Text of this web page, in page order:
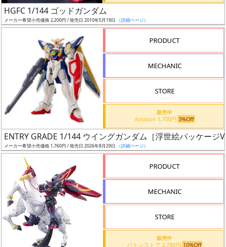
ク
ス
ア
ト
レ
ー
タ
ー
付
属
品
（β）
HGFC 1/144 ゴッドガンダム
メーカー希望小売価格 2,200円 / 発売日 2010年5月19日 （詳細ページ）
PRODUCT
MECHANIC
STORE
販売中
Amazon 1,700円 3%Off
ENTRY GRADE 1/144 ウイングガンダム［浮世絵パッケージ
メーカー希望小売価格 1,760円 / 発売日 2026年8月29日 （詳細ページ）
PRODUCT
MECHANIC
STORE
販売中
バトンストア 2,780円 10%Off